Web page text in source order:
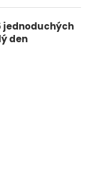
jednoduchých
den